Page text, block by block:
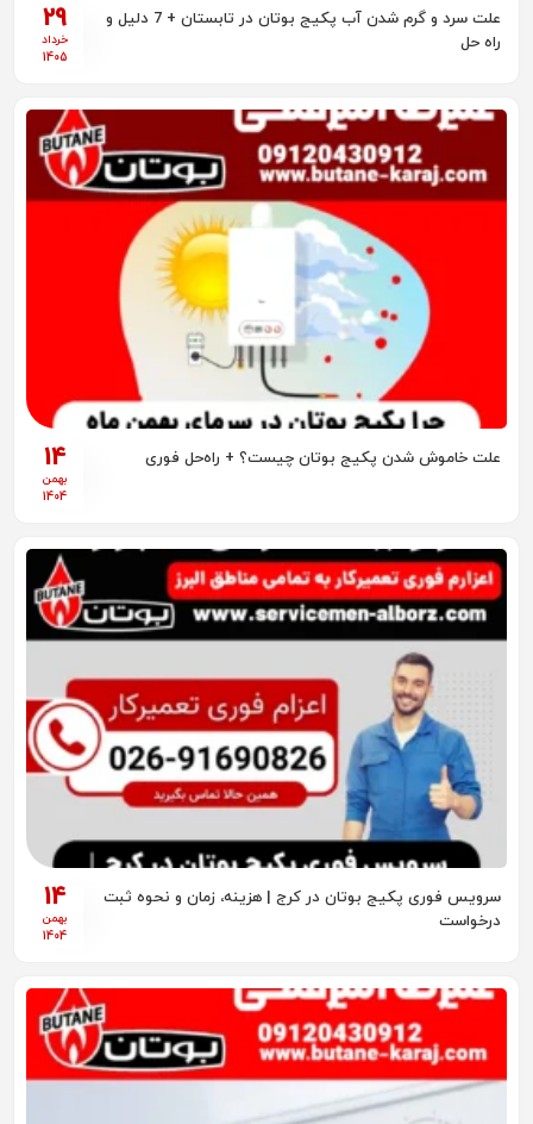
29
خرداد
1405
علت سرد و گرم شدن آب پکیج بوتان در تابستان + 7 دلیل و
راه‌ حل
14
بهمن
1404
علت خاموش شدن پکیج بوتان چیست؟ + راه‌حل فوری
14
بهمن
1404
سرویس فوری پکیج بوتان در کرج | هزینه، زمان و نحوه ثبت
درخواست